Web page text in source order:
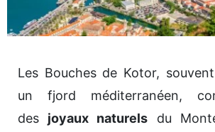
Les Bouches de Kotor,
un fjord méditerranéen,
des joyaux naturels du